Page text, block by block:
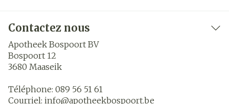
Contactez nous
Apotheek Bospoort BV
Bospoort 12
3680 Maaseik
Téléphone: 089 56 51 61
Courriel: info@apotheekbospoort.be